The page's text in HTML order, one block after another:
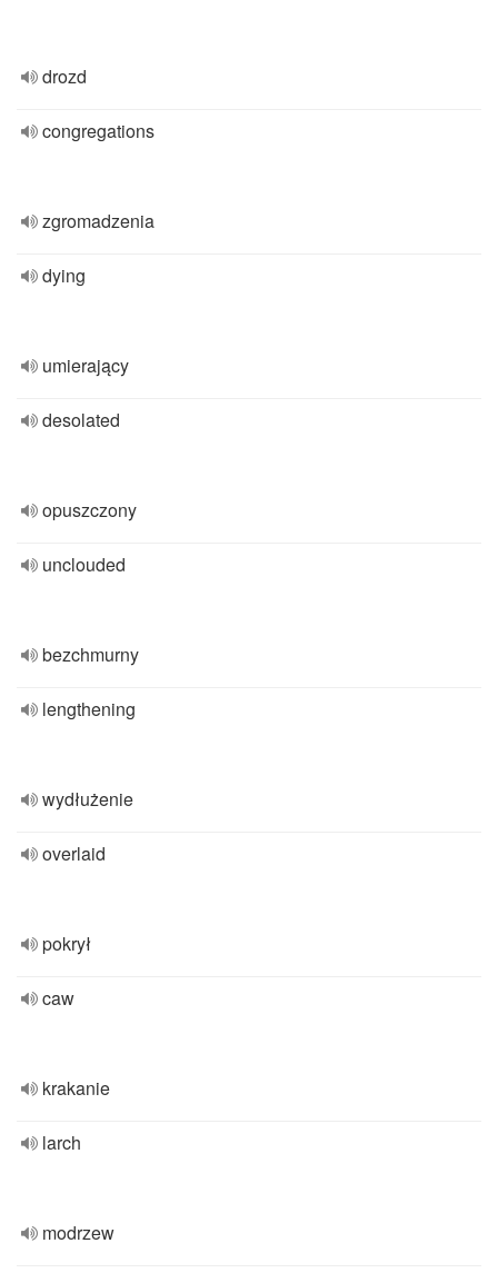
drozd
congregations
zgromadzenia
dying
umierający
desolated
opuszczony
unclouded
bezchmurny
lengthening
wydłużenie
overlaid
pokrył
caw
krakanie
larch
modrzew